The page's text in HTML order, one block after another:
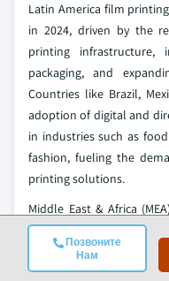
Позвоните
Нам
Latin America film
in 2024, driven by the
printing infrastructure,
packaging, and
Countries like Brazil,
adoption of digital and
in industries such as
fashion, fueling the
printing solutions.
Middle East & Africa
10.7 billion by 2034,
digital printing
transformation